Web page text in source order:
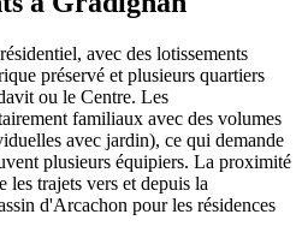
avec des lotissements
préservé et plusieurs quartiers
ou le Centre. Les
familiaux avec des volumes
avec jardin), ce qui demande
plusieurs équipiers. La proximité
trajets vers et depuis la
d'Arcachon pour les résidences